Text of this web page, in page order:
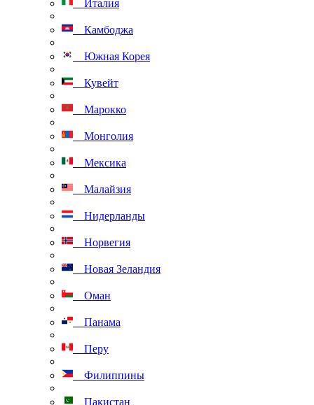
Италия
Камбоджа
Южная Корея
Кувейт
Марокко
Монголия
Мексика
Малайзия
Нидерланды
Норвегия
Новая Зеландия
Оман
Панама
Перу
Филиппины
Пакистан